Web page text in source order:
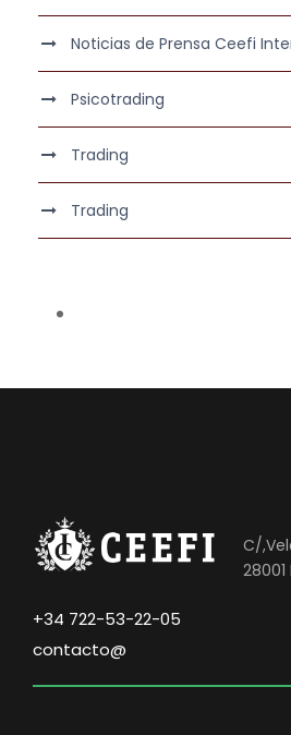
Noticias de Prensa Ceefi
Psicotrading
Trading
Trading
C/
+34 722-53-22-05
contacto@